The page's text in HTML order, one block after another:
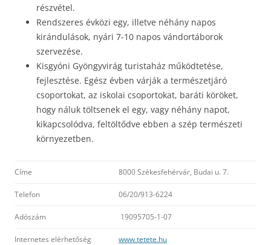
részvétel.
Rendszeres évközi egy, illetve néhány napos
kirándulások, nyári 7-10 napos vándortáborok
szervezése.
Kisgyóni Gyöngyvirág turistaház működtetése,
fejlesztése. Egész évben várják a természetjáró
csoportokat, az iskolai csoportokat, baráti köröket,
hogy náluk töltsenek el egy, vagy néhány napot,
kikapcsolódva, feltöltődve ebben a szép természeti
környezetben.
Címe 8000 Székesfehérvár, Budai u. 7.
Telefon 06/20/913-6224
Adószám 19095705-1-07
Internetes elérhetőség www.tetete.hu